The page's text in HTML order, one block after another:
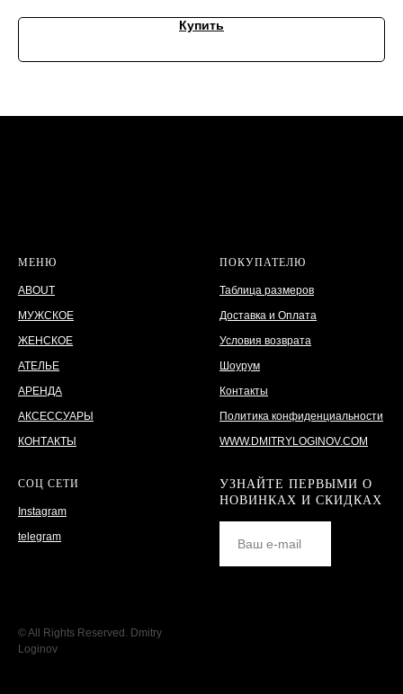
Купить
МЕНЮ
ABOUT
МУЖСКОЕ
ЖЕНСКОЕ
АТЕЛЬЕ
АРЕНДА
АКСЕССУАРЫ
КОНТАКТЫ
ПОКУПАТЕЛЮ
Таблица размеров
Доставка и Оплата
Условия возврата
Шоурум
Контакты
Политика конфиденциальности
WWW.DMITRYLOGINOV.COM
СОЦ СЕТИ
Instagram
telegram
УЗНАЙТЕ ПЕРВЫМИ О
НОВИНКАХ И СКИДКАХ
© All Rights Reserved. Dmitry
Loginov